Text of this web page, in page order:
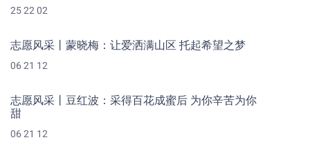
25 22 02
志愿风采丨蒙晓梅：让爱洒满山区 托起希望之梦
06 21 12
志愿风采丨豆红波：采得百花成蜜后 为你辛苦为你
甜
06 21 12